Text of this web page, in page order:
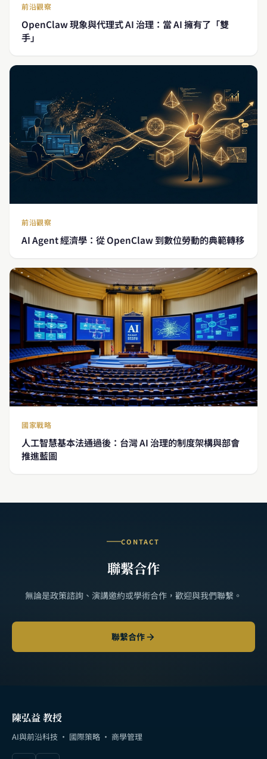
前沿觀察
OpenClaw 現象與代理式 AI 治理：當 AI 擁有了「雙
手」
前沿觀察
AI Agent 經濟學：從 OpenClaw 到數位勞動的典範轉移
國家戰略
人工智慧基本法通過後：台灣 AI 治理的制度架構與部會
推進藍圖
CONTACT
聯繫合作
無論是政策諮詢、演講邀約或學術合作，歡迎與我們聯繫。
聯繫合作
陳弘益 教授
AI與前沿科技 · 國際策略 · 商學管理